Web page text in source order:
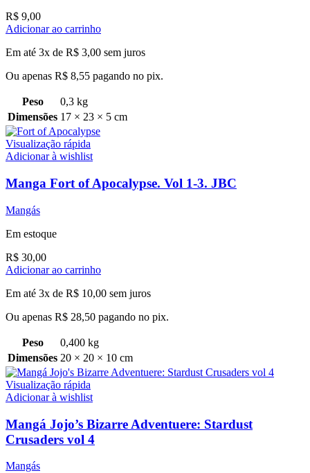
R$ 9,00
Adicionar ao carrinho
Em até 3x de R$ 3,00 sem juros
Ou apenas R$ 8,55 pagando no pix.
Peso
0,3 kg
Dimensões 17 × 23 × 5 cm
Visualização rápida
Adicionar à wishlist
Manga Fort of Apocalypse. Vol 1-3. JBC
Mangás
Em estoque
R$ 30,00
Adicionar ao carrinho
Em até 3x de R$ 10,00 sem juros
Ou apenas R$ 28,50 pagando no pix.
Peso
0,400 kg
Dimensões 20 × 20 × 10 cm
Visualização rápida
Adicionar à wishlist
Mangá Jojo’s Bizarre Adventuere: Stardust
Crusaders vol 4
Mangás